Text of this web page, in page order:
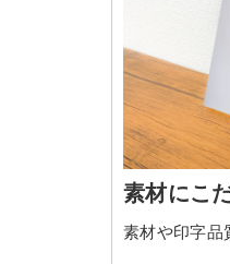
素材にこ
素材や印字品